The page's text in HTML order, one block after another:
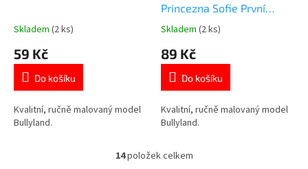
Průměrné
produktu
5,0
5
hvězdiček.
Skladem (2 ks)
59 Kč
Do košíku
Kvalitní, ručně malovaný model
Bullyland.
Princezna Sofie První
12933
Průměrné
produktu
5,0
5
hvězdiček.
Skladem (2 ks)
89 Kč
Do košíku
Kvalitní, ručně malovaný model
Bullyland.
O
14položek celkem